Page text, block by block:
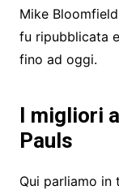
Mike
fu ripubblicata
fino ad oggi.
I migliori
Pauls
Qui parliamo in